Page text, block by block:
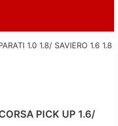
1.0 1.8/ SAVIERO 1.6 1.8
PICK UP 1.6/